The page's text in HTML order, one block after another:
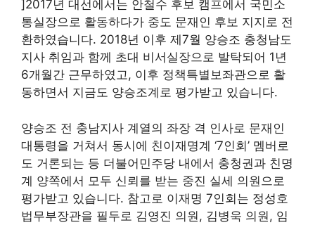
]2017년 대선에서는 안철수 후보 캠프에서 국민소
통실장으로 활동하다가 중도 문재인 후보 지지로 전
환하였습니다. 2018년 이후 제7월 양승조 충청남도
지사 취임과 함께 초대 비서실장으로 발탁되어 1년
6개월간 근무하였고, 이후 정책특별보좌관으로 활
동하면서 지금도 양승조계로 평가받고 있습니다.
양승조 전 충남지사 계열의 좌장 격 인사로 문재인
대통령을 거쳐서 동시에 친이재명계 ‘7인회’ 멤버로
도 거론되는 등 더불어민주당 내에서 충청권과 친명
계 양쪽에서 모두 신뢰를 받는 중진 실세 의원으로
평가받고 있습니다. 참고로 이재명 7인회는 정성호
법무부장관을 필두로 김영진 의원, 김병욱 의원, 임